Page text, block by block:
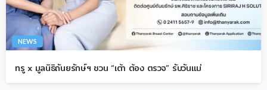
NEWS
ทรู x มูลนิธิถันยรักษ์ฯ ชวน “เต้า ต้อง ตรวจ” รับวันแม่